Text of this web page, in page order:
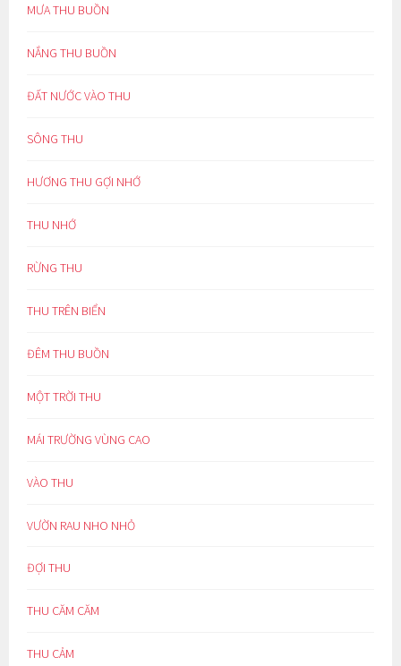
MƯA THU BUỒN
NẮNG THU BUỒN
ĐẤT NƯỚC VÀO THU
SÔNG THU
HƯƠNG THU GỢI NHỚ
THU NHỚ
RỪNG THU
THU TRÊN BIỂN
ĐÊM THU BUỒN
MỘT TRỜI THU
MÁI TRƯỜNG VÙNG CAO
VÀO THU
VƯỜN RAU NHO NHỎ
ĐỢI THU
THU CĂM CĂM
THU CẢM